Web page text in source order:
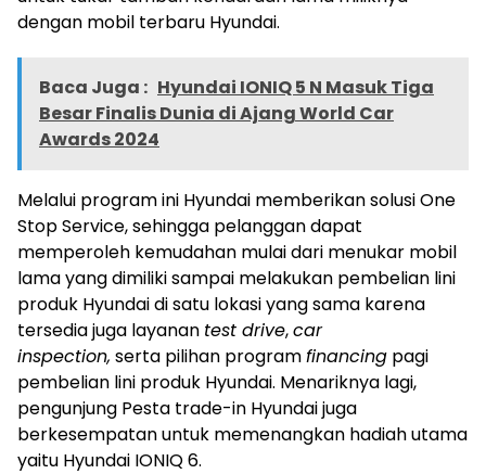
dengan mobil terbaru Hyundai.
Baca Juga : Hyundai IONIQ 5 N Masuk Tiga
Besar Finalis Dunia di Ajang World Car
Awards 2024
Melalui program ini Hyundai memberikan solusi One
Stop Service, sehingga pelanggan dapat
memperoleh kemudahan mulai dari menukar mobil
lama yang dimiliki sampai melakukan pembelian lini
produk Hyundai di satu lokasi yang sama karena
tersedia juga layanan test drive,car
inspection, serta pilihan programfinancing pagi
pembelian lini produk Hyundai. Menariknya lagi,
pengunjung Pesta trade-in Hyundai juga
berkesempatan untuk memenangkan hadiah utama
yaitu Hyundai IONIQ 6.